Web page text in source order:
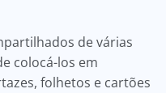
de várias
colocá-los em
folhetos e cartões